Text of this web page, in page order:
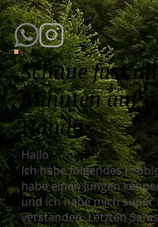
Schaue fast
Minuten auf
Handy
Hallo
Ich habe folgendes
habe einen Jungen
und ich habe mich super
verstanden. Letzten